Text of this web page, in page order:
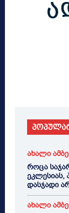
ახალი
როცა
ეკლესიას,
დასჯადი
ახალი